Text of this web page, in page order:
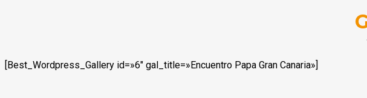
[Best_Wordpress_Gallery id=»6″ gal_title=»Encuentro Papa Gran Canaria»]